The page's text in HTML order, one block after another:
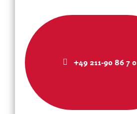
+49 211-90 86 7 0